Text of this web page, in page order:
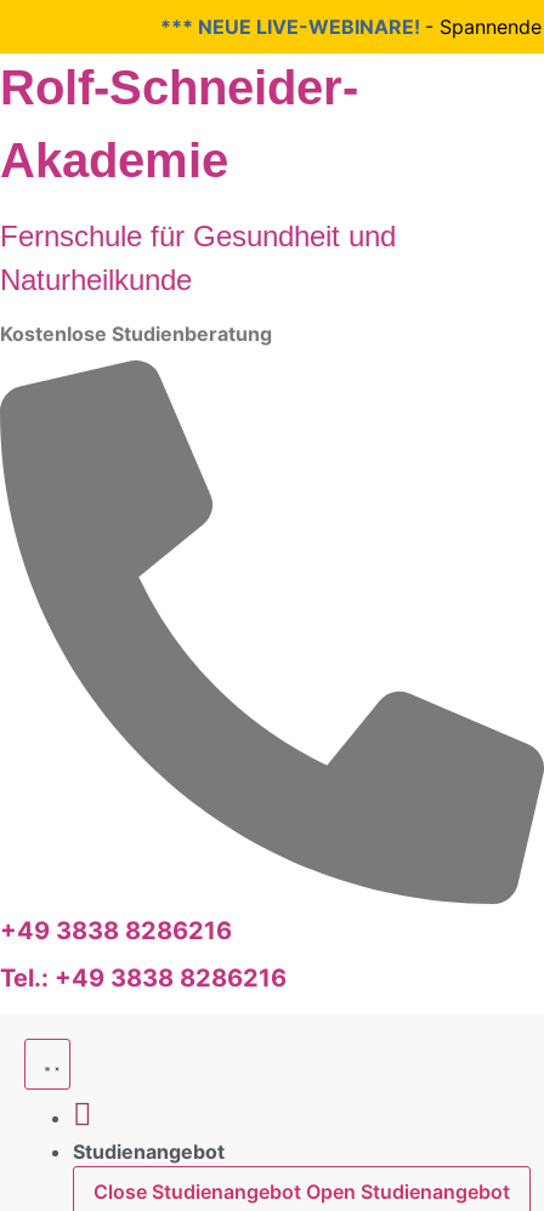
*** NEUE LIVE-WEBINARE!- Spannende
Zum
Inhalt
Rolf-Schneider-
Akademie
Fernschule für Gesundheit und
Naturheilkunde
Kostenlose Studienberatung
+49 3838 8286216
Tel.: +49 3838 8286216
Studienangebot
Close Studienangebot Open Studienangebot